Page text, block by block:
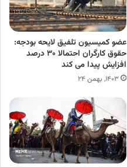
عضو کمیسیون تلفیق لایحه بودجه:
حقوق کارگران احتمالا ۳۰ درصد
افزایش پیدا می کند
۱۴۰۳, بهمن ۲۴